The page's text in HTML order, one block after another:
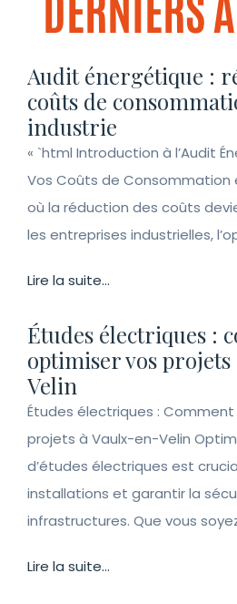
Audit énergétique :
coûts de
industrie
« `html Introduction à l’Audit
Vos Coûts de Consommation
où la réduction des coûts
les entreprises industrielles,
Lire la suite...
Études électriques :
optimiser vos
Velin
Études électriques :
projets à Vaulx-en-Velin
d’études électriques est
installations et garantir la
infrastructures. Que vous
Lire la suite...